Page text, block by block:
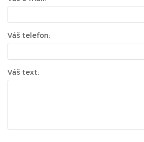
Váš telefon:
Váš text: